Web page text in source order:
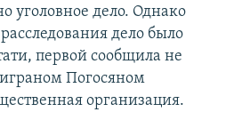
уголовное дело. Однако
дело было
первой сообщила не
Погосяном
организация.